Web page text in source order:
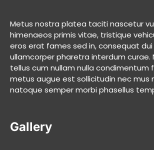
Metus nostra platea taciti nascetur
himenaeos primis vitae, tristique
eros erat fames sed in, consequat
ullamcorper pharetra interdum curae.
tellus cum nullam nulla condimentum
metus augue est sollicitudin nec mus
natoque semper morbi phasellus
Gallery